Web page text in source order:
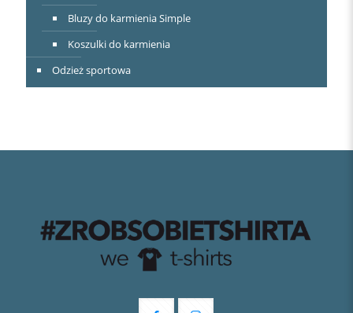
Bluzy do karmienia Simple
Koszulki do karmienia
Odzież sportowa